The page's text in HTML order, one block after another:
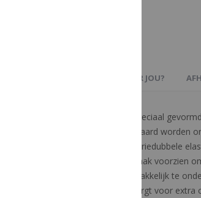
Anatomic Girth singel is speciaal
en de ellebogen van het paard
is aan beide zijden uitgerust met driedubbele
Er werd eveneens een karabijnhaak voorzien
leder waardoor deze zeer gemakkelijk te
De artificiële wollen voering zorgt voor
OOK IETS VOOR JOU?